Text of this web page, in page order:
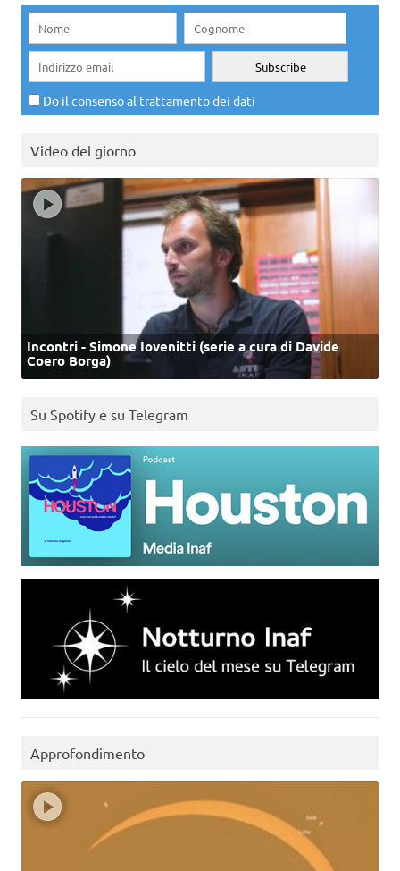
Do il consenso al trattamento dei dati
Video del giorno
Incontri - Simone Iovenitti (serie a cura di Davide
Coero Borga)
Su Spotify e su Telegram
Approfondimento